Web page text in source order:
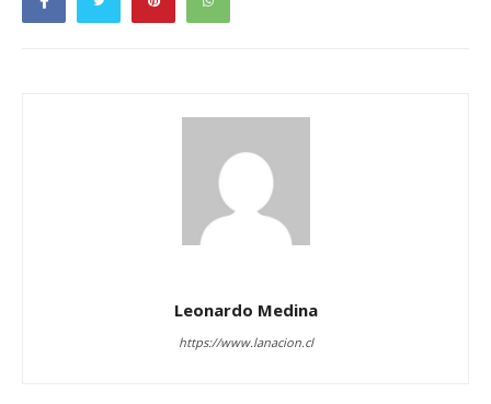
Leonardo Medina
https://www.lanacion.cl